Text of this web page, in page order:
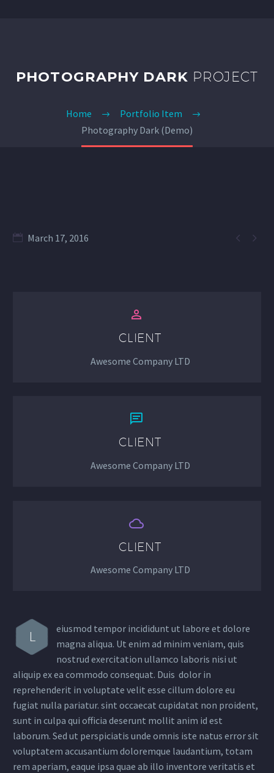
PHOTOGRAPHY DARK PROJECT
Home
Portfolio Item
Photography Dark (Demo)
 
March 17, 2016


CLIENT
Awesome Company LTD


CLIENT
Awesome Company LTD


CLIENT
Awesome Company LTD
L
eiusmod tempor incididunt ut labore et dolore
magna aliqua. Ut enim ad minim veniam, quis
nostrud exercitation ullamco laboris nisi ut
aliquip ex ea commodo consequat. Duis dolor in
reprehenderit in voluptate velit esse cillum dolore eu
fugiat nulla pariatur. sint occaecat cupidatat non proident,
sunt in culpa qui officia deserunt mollit anim id est
laborum. Sed ut perspiciatis unde omnis iste natus error sit
voluptatem accusantium doloremque laudantium, totam
rem aperiam, eaque ipsa quae ab illo inventore veritatis et